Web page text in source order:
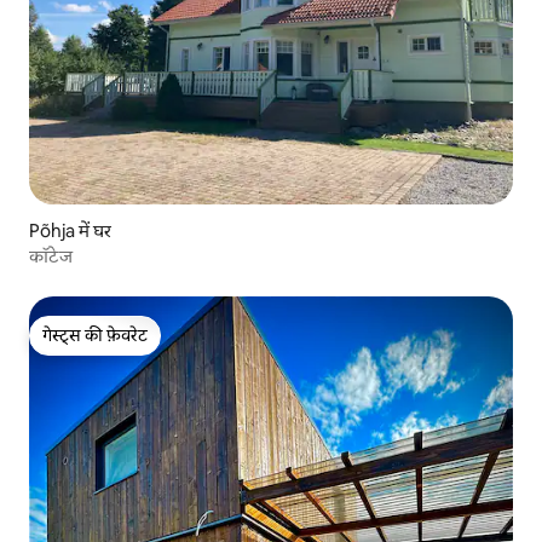
Põhja में घर
कॉटेज
गेस्ट्स की फ़ेवरेट
गेस्ट्स की फ़ेवरेट